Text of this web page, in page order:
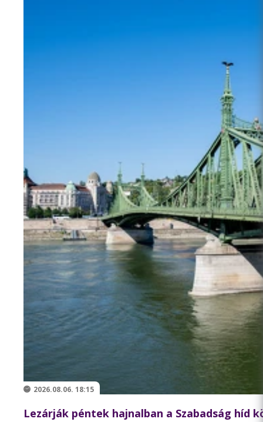
2026.08.06. 18:15
Lezárják péntek hajnalban a Szabadság híd